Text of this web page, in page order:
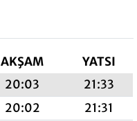
AKŞAM
YATSI
20:03
21:33
20:02 21:31